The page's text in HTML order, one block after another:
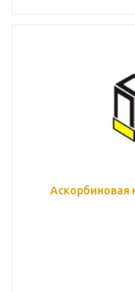
Аскорбиновая